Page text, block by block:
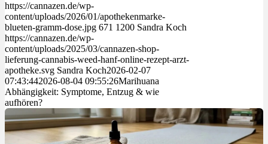
https://cannazen.de/wp-
content/uploads/2026/01/apothekenmarke-
blueten-gramm-dose.jpg 671 1200 Sandra Koch
https://cannazen.de/wp-
content/uploads/2025/03/cannazen-shop-
lieferung-cannabis-weed-hanf-online-rezept-arzt-
apotheke.svg Sandra Koch2026-02-07
07:43:442026-08-04 09:55:26Marihuana
Abhängigkeit: Symptome, Entzug & wie
aufhören?